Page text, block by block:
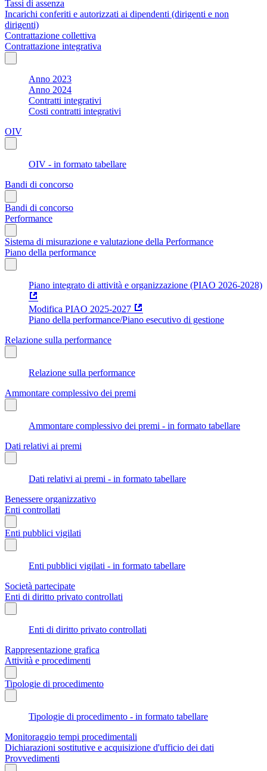
Tassi di assenza
Incarichi conferiti e autorizzati ai dipendenti (dirigenti e non
dirigenti)
Contrattazione collettiva
Contrattazione integrativa
Anno 2023
Anno 2024
Contratti integrativi
Costi contratti integrativi
OIV
OIV - in formato tabellare
Bandi di concorso
Bandi di concorso
Performance
Sistema di misurazione e valutazione della Performance
Piano della performance
Piano integrato di attività e organizzazione (PIAO 2026-2028)
Modifica PIAO 2025-2027
Piano della performance/Piano esecutivo di gestione
Relazione sulla performance
Relazione sulla performance
Ammontare complessivo dei premi
Ammontare complessivo dei premi - in formato tabellare
Dati relativi ai premi
Dati relativi ai premi - in formato tabellare
Benessere organizzativo
Enti controllati
Enti pubblici vigilati
Enti pubblici vigilati - in formato tabellare
Società partecipate
Enti di diritto privato controllati
Enti di diritto privato controllati
Rappresentazione grafica
Attività e procedimenti
Tipologie di procedimento
Tipologie di procedimento - in formato tabellare
Monitoraggio tempi procedimentali
Dichiarazioni sostitutive e acquisizione d'ufficio dei dati
Provvedimenti